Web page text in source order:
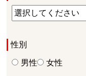
性別
男性
女性